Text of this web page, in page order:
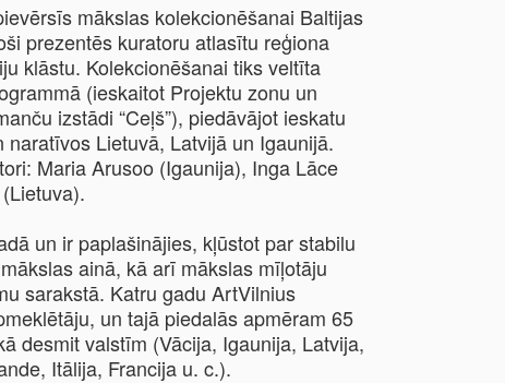
mākslas kolekcionēšanai Baltijas
prezentēs kuratoru atlasītu reģiona
klāstu. Kolekcionēšanai tiks veltīta
(ieskaitot Projektu zonu un
izstādi “Ceļš”), piedāvājot ieskatu
Lietuvā, Latvijā un Igaunijā.
Maria Arusoo (Igaunija), Inga Lāce
un ir paplašinājies, kļūstot par stabilu
ainā, kā arī mākslas mīļotāju
sarakstā. Katru gadu ArtVilnius
un tajā piedalās apmēram 65
desmit valstīm (Vācija, Igaunija, Latvija,
Itālija, Francija u. c.).